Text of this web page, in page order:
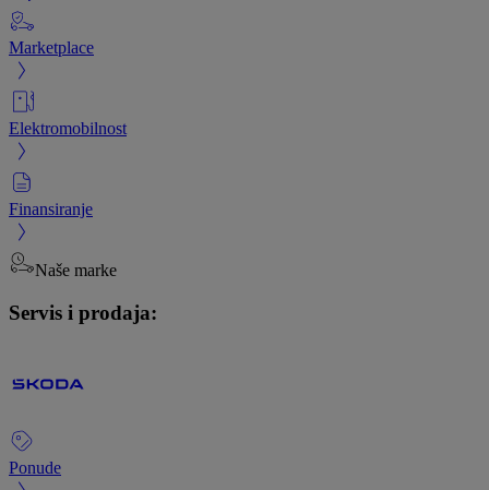
Marketplace
Elektromobilnost
Finansiranje
Naše marke
Servis i prodaja:
Ponude